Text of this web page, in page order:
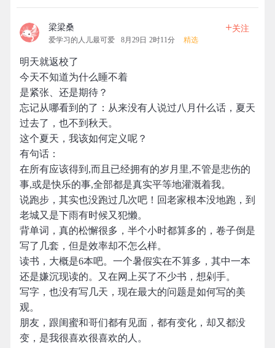
梁梁桑
爱学习的人儿最可爱 8月29日 2时11分 精选
+关注
明天就返校了
今天不知道为什么睡不着
是紧张、还是期待？
忘记从哪看到的了：从来没有人说过八月什么话，夏天
过去了，也不到秋天。
这个夏天，我该如何定义呢？
有句话：
在所有应该得到,而且已经拥有的岁月里,不管是悲伤的
事,或是快乐的事,全部都是真实平等地灌溉着我。
说跑步，其实也没跑过几次吧！回老家根本没地跑，到
老城又是下雨有时候又犯懒。
背单词，真的松懈很多，半个小时都算多的，卷子倒是
写了几套，但是效率却不怎么样。
读书，大概是6本吧。一个暑假实在不算多，其中一本
还是嫌沉现读的。又在网上买了不少书，想剁手。
写字，也没有写几天，现在最大的问题是如何写的美
观。
朋友，跟闺蜜和哥们都有见面，都有变化，却又都没
变，是我很喜欢很喜欢的人。